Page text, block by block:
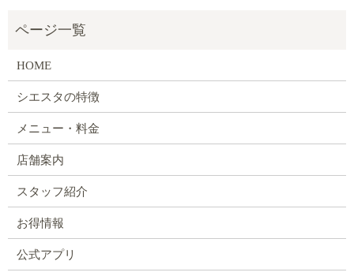
HOME
シエスタの特徴
メニュー・料金
店舗案内
スタッフ紹介
お得情報
公式アプリ